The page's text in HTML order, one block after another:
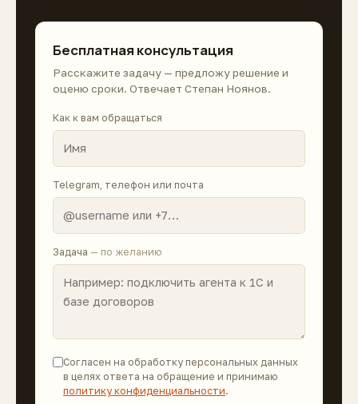
Бесплатная консультация
Расскажите задачу — предложу решение и
оценю сроки. Отвечает Степан Ноянов.
Как к вам обращаться
Telegram, телефон или почта
Задача — по желанию
Согласен на обработку персональных данных
в целях ответа на обращение и принимаю
политику конфиденциальности.